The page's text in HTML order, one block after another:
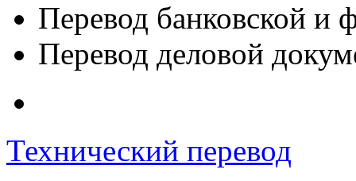
Перевод банковской и
Перевод деловой
Технический перевод